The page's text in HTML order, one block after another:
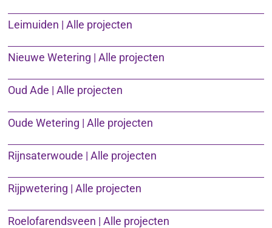
Leimuiden | Alle projecten
Nieuwe Wetering | Alle projecten
Oud Ade | Alle projecten
Oude Wetering | Alle projecten
Rijnsaterwoude | Alle projecten
Rijpwetering | Alle projecten
Roelofarendsveen | Alle projecten